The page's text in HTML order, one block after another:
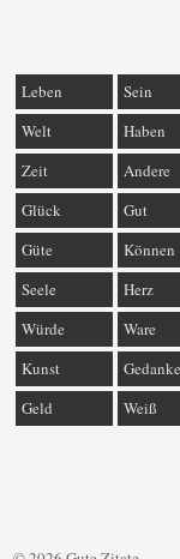
Leben Sein
Welt
Haben
Zeit
Andere
Glück
Gut
Güte
Können
Seele
Herz
Würde
Ware
Kunst
Geld
Weiß